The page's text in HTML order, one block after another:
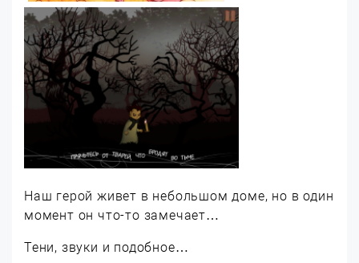
Наш герой живет в небольшом доме, но в один
момент он что-то замечает…
Тени, звуки и подобное…